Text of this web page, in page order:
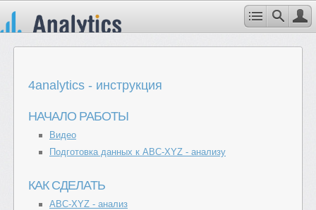
4analytics - инструкция
НАЧАЛО РАБОТЫ
Видео
Подготовка данных к ABC-XYZ - анализу
КАК СДЕЛАТЬ
ABC-XYZ - анализ